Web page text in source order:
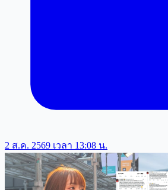
2 ส.ค. 2569 เวลา 13:08 น.